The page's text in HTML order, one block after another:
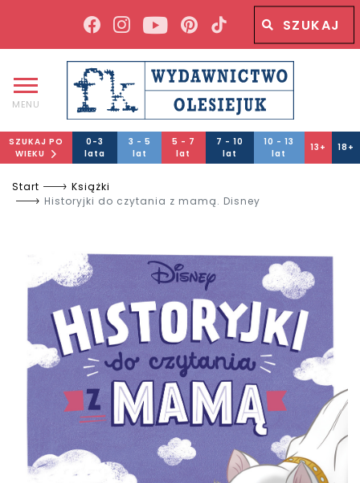
Wyszukiwana fraza
MENU
SZUKAJ PO
WIEKU
0-3
lata
3 - 5
lat
5 - 7
lat
7 - 10
lat
10 - 13
lat
13+ 18+
Start
Książki
Historyjki do czytania z mamą. Disney